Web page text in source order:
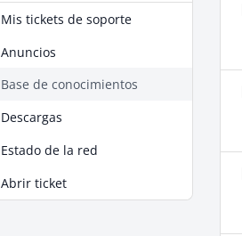
Mis tickets de soporte
Anuncios
Base de conocimientos
Descargas
Estado de la red
Abrir ticket